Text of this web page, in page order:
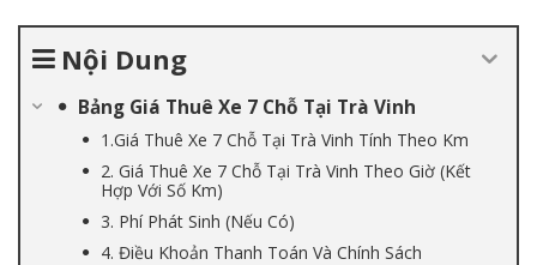
Nội Dung
Bảng Giá Thuê Xe 7 Chỗ Tại Trà Vinh
1.Giá Thuê Xe 7 Chỗ Tại Trà Vinh Tính Theo Km
2. Giá Thuê Xe 7 Chỗ Tại Trà Vinh Theo Giờ (Kết
Hợp Với Số Km)
3. Phí Phát Sinh (Nếu Có)
4. Điều Khoản Thanh Toán Và Chính Sách